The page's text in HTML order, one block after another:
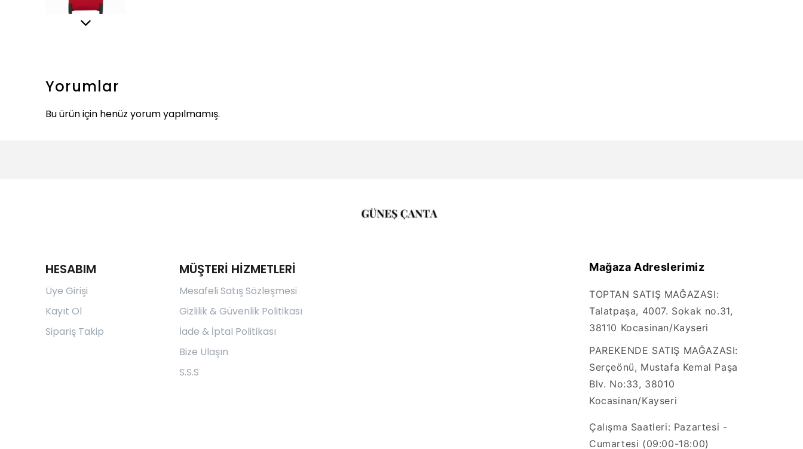
Yorumlar
Bu ürün için henüz yorum yapılmamış.
HESABIM
Üye Girişi
Kayıt Ol
Sipariş Takip
MÜŞTERİ HİZMETLERİ
Mesafeli Satış Sözleşmesi
Gizlilik & Güvenlik Politikası
İade & İptal Politikası
Bize Ulaşın
S.S.S
Mağaza Adreslerimiz
TOPTAN SATIŞ MAĞAZASI:
Talatpaşa, 4007. Sokak no.31,
38110 Kocasinan/Kayseri
PAREKENDE SATIŞ MAĞAZASI:
Serçeönü, Mustafa Kemal Paşa
Blv. No:33, 38010
Kocasinan/Kayseri
Çalışma Saatleri: Pazartesi -
Cumartesi (09:00-18:00)